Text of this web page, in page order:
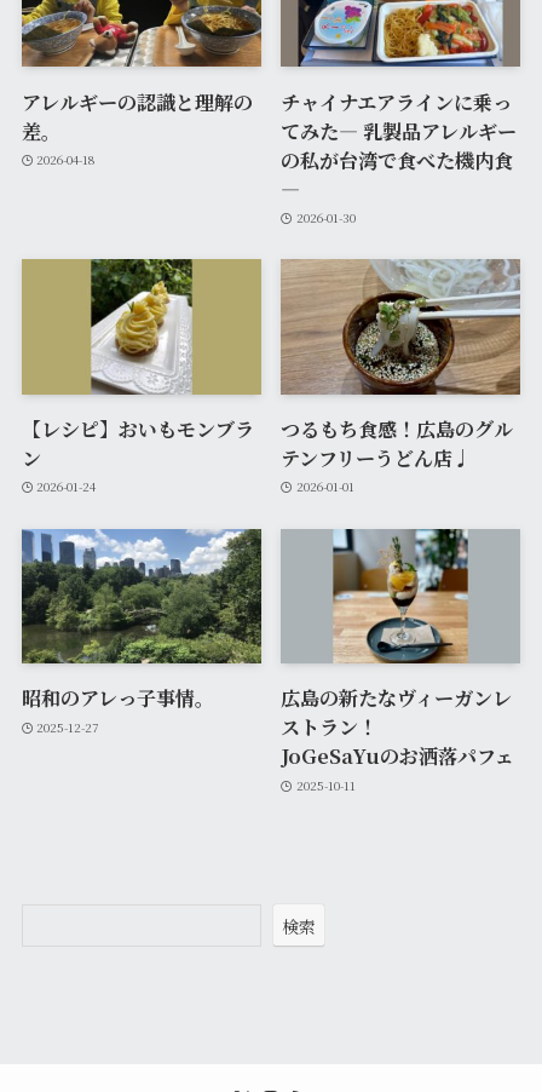
アレルギーの認識と理解の
差。
2026-04-18
チャイナエアラインに乗っ
てみた― 乳製品アレルギー
の私が台湾で食べた機内食
―
2026-01-30
【レシピ】おいもモンブラ
ン
2026-01-24
つるもち食感！広島のグル
テンフリーうどん店♩
2026-01-01
昭和のアレっ子事情。
2025-12-27
広島の新たなヴィーガンレ
ストラン！
JoGeSaYuのお洒落パフェ
2025-10-11
検索